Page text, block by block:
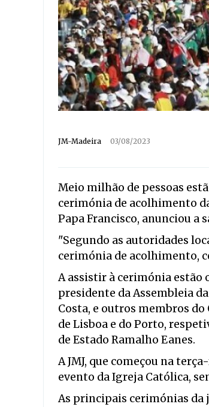
JM-Madeira 03/08/2023
Meio milhão de pessoas
cerimónia de acolhimento
Papa Francisco, anunciou a
"Segundo as autoridades
cerimónia de acolhimento,
A assistir à cerimónia estão
presidente da Assembleia
Costa, e outros membros
de Lisboa e do Porto,
de Estado Ramalho Eanes.
A JMJ, que começou na
evento da Igreja Católica,
As principais cerimónias da